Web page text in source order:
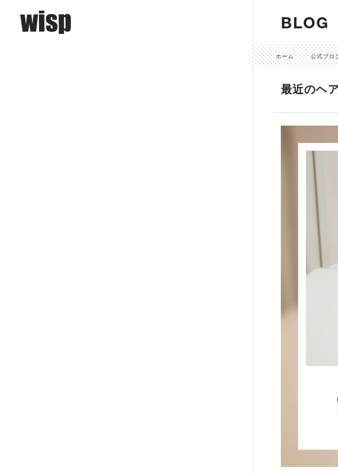
BLOG
ホーム 公式ブロ
最近のヘ